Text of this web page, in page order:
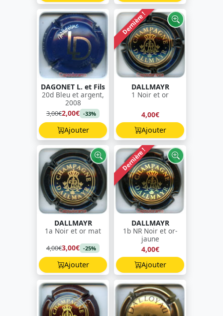
DAGONET L. et Fils
20d Bleu et argent,
2008
3,00€2,00€ -33%
Ajouter
Dernière !
DALLMAYR
1 Noir et or
4,00€
Ajouter
DALLMAYR
1a Noir et or mat
4,00€3,00€ -25%
Ajouter
Dernière !
DALLMAYR
1b NR Noir et or-
jaune
4,00€
Ajouter